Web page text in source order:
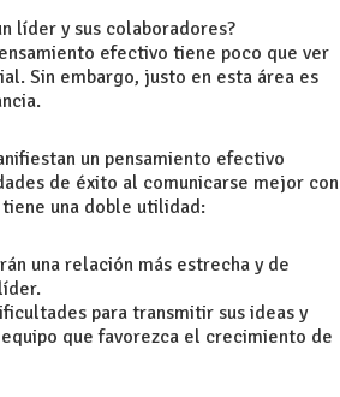
líder y sus colaboradores?
efectivo tiene poco que ver
Sin embargo, justo en esta área es
un pensamiento efectivo
de éxito al comunicarse mejor con
una doble utilidad:
una relación más estrecha y de
para transmitir sus ideas y
que favorezca el crecimiento de